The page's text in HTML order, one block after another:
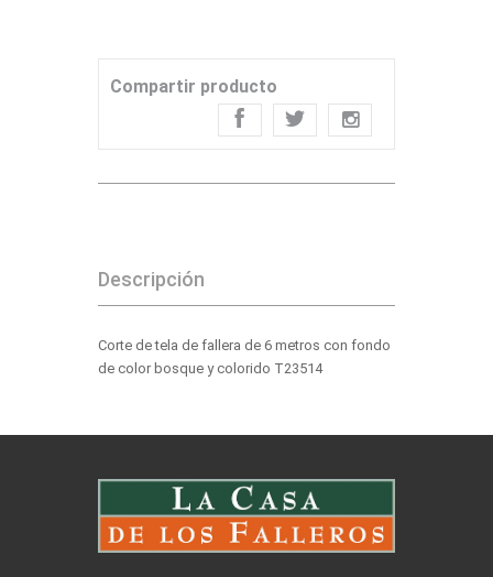
Compartir producto
Descripción
Corte de tela de fallera de 6 metros con fondo
de color bosque y colorido T23514